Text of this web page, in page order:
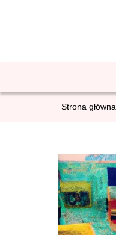
Strona główna